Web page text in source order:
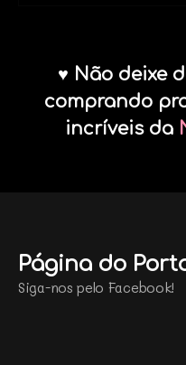
♥ Não deixe
comprando
incríveis da
Página do
Siga-nos pelo Facebook!